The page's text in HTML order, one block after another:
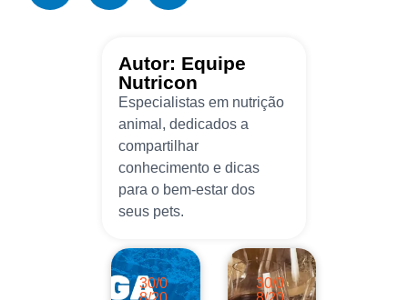
Autor: Equipe
Nutricon
Especialistas em nutrição
animal, dedicados a
compartilhar
conhecimento e dicas
para o bem-estar dos
seus pets.
30/0
30/0